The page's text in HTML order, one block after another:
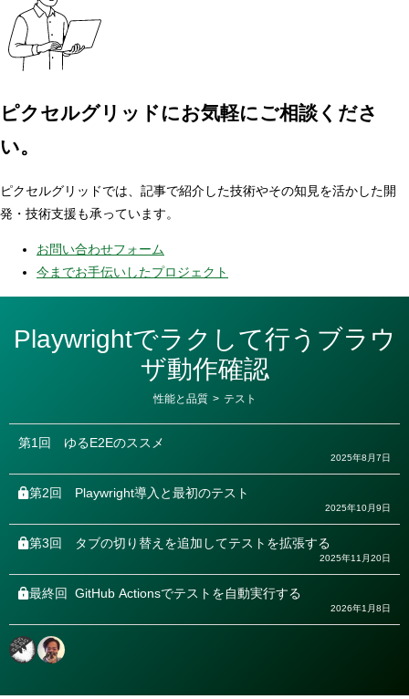
ピクセルグリッドにお気軽にご相談くださ
い。
ピクセルグリッドでは、記事で紹介した技術やその知見を活かした開
発・技術支援も承っています。
お問い合わせフォーム
今までお手伝いしたプロジェクト
Playwrightでラクして行うブラウ
ザ動作確認
カ
ゴ
リ
ー
性能と品質 > テスト
第1回 ゆるE2Eのススメ
2025年8月7日
第2回 Playwright導入と最初のテスト
2025年10月9日
第3回 タブの切り替えを追加してテストを拡張する
2025年11月20日
最終回 GitHub Actionsでテストを自動実行する
2026年1月8日